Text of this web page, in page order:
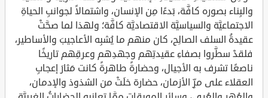
والبِناء بصوره كافَّة، بَدءًا مِن الإنسان، واشتمالاً لجوانبِ الحياةِ
الاجتماعيَّة والسياسيَّة الاقتصاديَّة كافَّة؛ ولهذا لما صحَّتْ
عقيدةُ السلف الصالِح، كان منهم ما يُشبِه الأعاجيبَ والأساطير،
فلقدْ سطَّروا بصفاءِ عقيدتِهم وجهدِهم وعرقِهم تاريخًا
ناصعًا تشرف به الأجيال، وحضارةً طاهرةً كانت مَثارَ إعجابِ
العقلاء على مرِّ الأزمان، حضارة خلَتْ من الشذوذ والإدمان،